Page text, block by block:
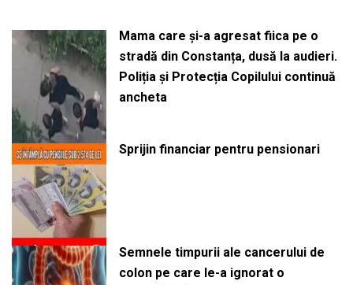
Mama care și-a agresat fiica pe o
stradă din Constanța, dusă la audieri.
Poliția și Protecția Copilului continuă
ancheta
Sprijin financiar pentru pensionari
Semnele timpurii ale cancerului de
colon pe care le-a ignorat o